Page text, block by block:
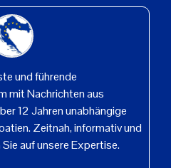
und führende
mit Nachrichten aus
12 Jahren unabhängige
Zeitnah, informativ und
auf unsere Expertise.